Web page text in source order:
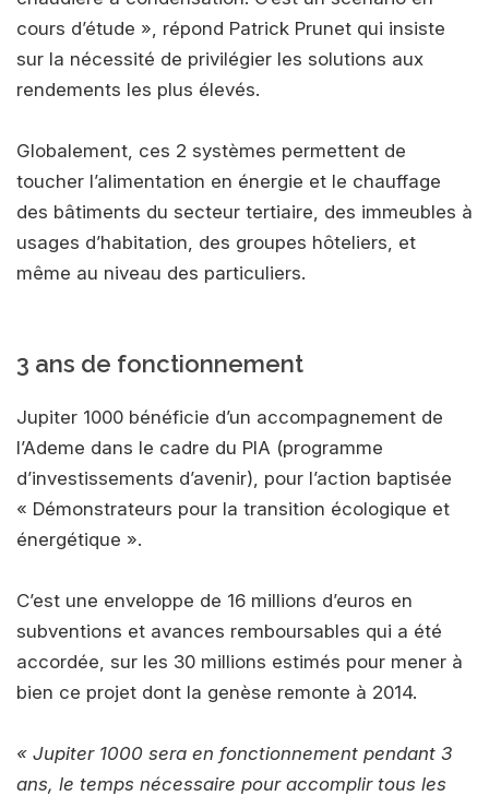
cours d’étude », répond Patrick Prunet qui insiste
sur la nécessité de privilégier les solutions aux
rendements les plus élevés.
Globalement, ces 2 systèmes permettent de
toucher l’alimentation en énergie et le chauffage
des bâtiments du secteur tertiaire, des immeubles à
usages d’habitation, des groupes hôteliers, et
même au niveau des particuliers.
3 ans de fonctionnement
Jupiter 1000 bénéficie d’un accompagnement de
l’Ademe dans le cadre du PIA (programme
d’investissements d’avenir), pour l’action baptisée
« Démonstrateurs pour la transition écologique et
énergétique ».
C’est une enveloppe de 16 millions d’euros en
subventions et avances remboursables qui a été
accordée, sur les 30 millions estimés pour mener à
bien ce projet dont la genèse remonte à 2014.
« Jupiter 1000 sera en fonctionnement pendant 3
ans, le temps nécessaire pour accomplir tous les